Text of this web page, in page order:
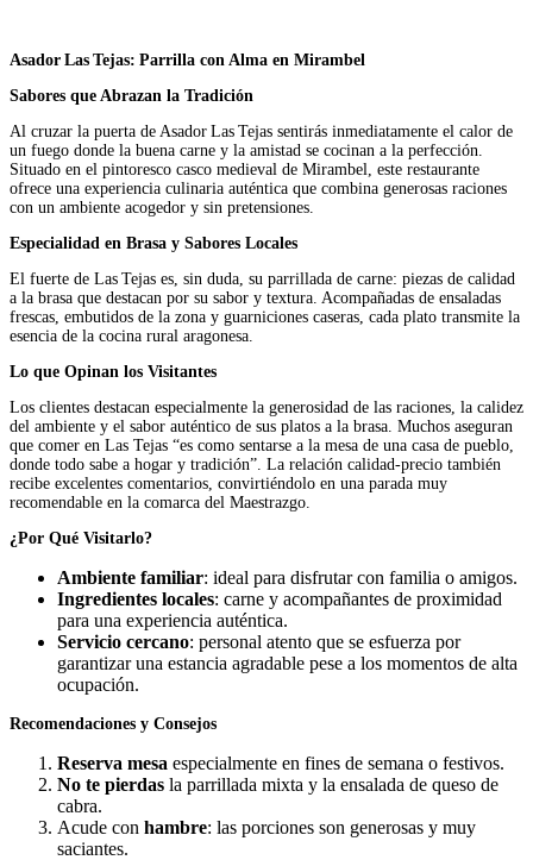
Asador Las Tejas: Parrilla con Alma en Mirambel
Sabores que Abrazan la Tradición
Al cruzar la puerta de Asador Las Tejas sentirás inmediatamente el calor de
un fuego donde la buena carne y la amistad se cocinan a la perfección.
Situado en el pintoresco casco medieval de Mirambel, este restaurante
ofrece una experiencia culinaria auténtica que combina generosas raciones
con un ambiente acogedor y sin pretensiones.
Especialidad en Brasa y Sabores Locales
El fuerte de Las Tejas es, sin duda, su parrillada de carne: piezas de calidad
a la brasa que destacan por su sabor y textura. Acompañadas de ensaladas
frescas, embutidos de la zona y guarniciones caseras, cada plato transmite la
esencia de la cocina rural aragonesa.
Lo que Opinan los Visitantes
Los clientes destacan especialmente la generosidad de las raciones, la calidez
del ambiente y el sabor auténtico de sus platos a la brasa. Muchos aseguran
que comer en Las Tejas “es como sentarse a la mesa de una casa de pueblo,
donde todo sabe a hogar y tradición”. La relación calidad-precio también
recibe excelentes comentarios, convirtiéndolo en una parada muy
recomendable en la comarca del Maestrazgo.
¿Por Qué Visitarlo?
Ambiente familiar: ideal para disfrutar con familia o amigos.
Ingredientes locales: carne y acompañantes de proximidad
para una experiencia auténtica.
Servicio cercano: personal atento que se esfuerza por
garantizar una estancia agradable pese a los momentos de alta
ocupación.
Recomendaciones y Consejos
Reserva mesa especialmente en fines de semana o festivos.
No te pierdas la parrillada mixta y la ensalada de queso de
cabra.
Acude con hambre: las porciones son generosas y muy
saciantes.